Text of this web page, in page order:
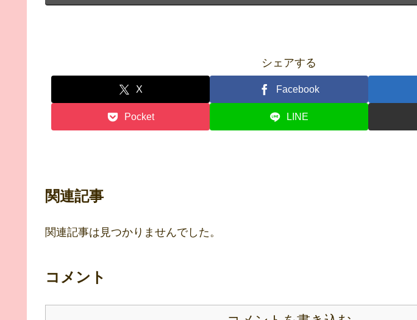
シェアする
X Facebook
Pocket LINE
関連記事
関連記事は見つかりませんでした。
コメント